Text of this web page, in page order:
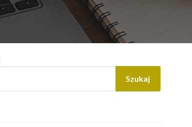
Szukaj